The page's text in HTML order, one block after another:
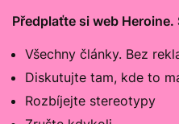
Předplaťte si web
Všechny články. Bez
Diskutujte tam, kde to
Rozbíjejte stereotypy